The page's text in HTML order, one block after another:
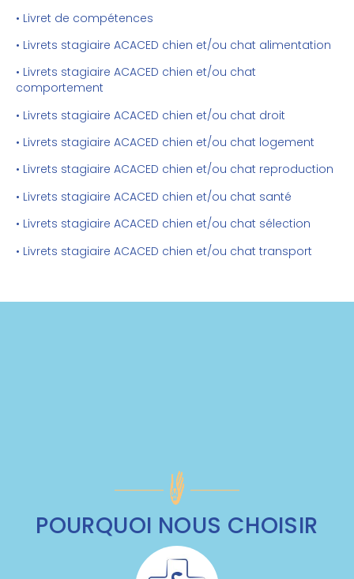
• Livret de compétences
• Livrets stagiaire ACACED chien et/ou chat alimentation
• Livrets stagiaire ACACED chien et/ou chat
comportement
• Livrets stagiaire ACACED chien et/ou chat droit
• Livrets stagiaire ACACED chien et/ou chat logement
• Livrets stagiaire ACACED chien et/ou chat reproduction
• Livrets stagiaire ACACED chien et/ou chat santé
• Livrets stagiaire ACACED chien et/ou chat sélection
• Livrets stagiaire ACACED chien et/ou chat transport
POURQUOI NOUS CHOISIR